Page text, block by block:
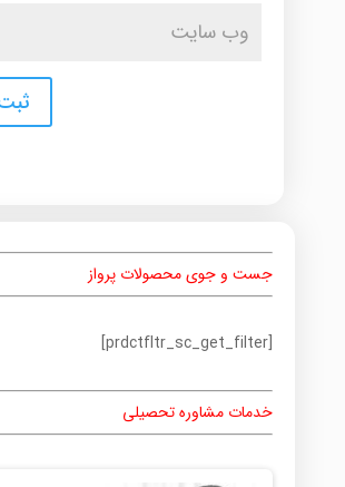
جست و جوی محصولات پرواز
[prdctfltr_sc_get_filter]
خدمات مشاوره تحصیلی